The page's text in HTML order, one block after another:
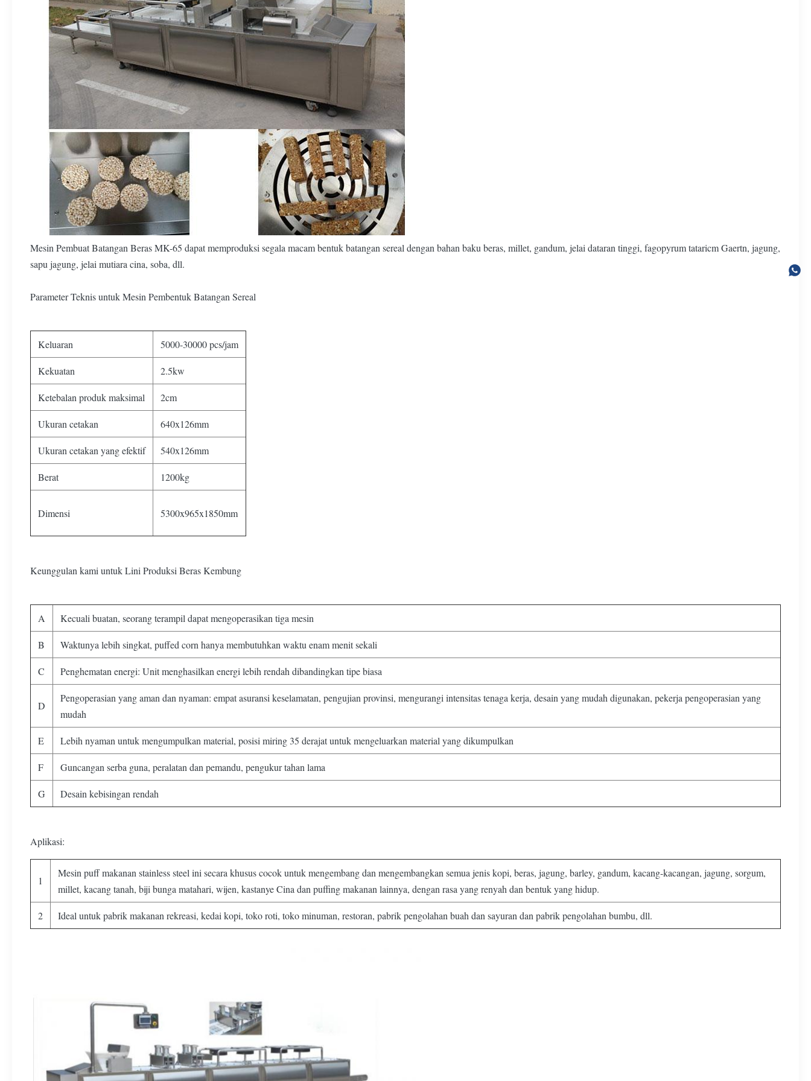
Mesin Pembuat Batangan Beras MK-65 dapat memproduksi segala macam bentuk batangan sereal dengan bahan baku beras, millet, gandum, jelai dataran tinggi, fagopyrum tataricm Gaertn, jagung,
sapu jagung, jelai mutiara cina, soba, dll.
Parameter Teknis untuk Mesin Pembentuk Batangan Sereal
Keluaran 5000-30000 pcs/jam
Kekuatan 2.5kw
Ketebalan produk maksimal 2cm
Ukuran cetakan 640x126mm
Ukuran cetakan yang efektif 540x126mm
Berat 1200kg
Dimensi 5300x965x1850mm
Keunggulan kami untuk Lini Produksi Beras Kembung
A Kecuali buatan, seorang terampil dapat mengoperasikan tiga mesin
B Waktunya lebih singkat, puffed corn hanya membutuhkan waktu enam menit sekali
C Penghematan energi: Unit menghasilkan energi lebih rendah dibandingkan tipe biasa
D
Pengoperasian yang aman dan nyaman: empat asuransi keselamatan, pengujian provinsi, mengurangi intensitas tenaga kerja, desain yang mudah digunakan, pekerja pengoperasian yang
mudah
E Lebih nyaman untuk mengumpulkan material, posisi miring 35 derajat untuk mengeluarkan material yang dikumpulkan
F Guncangan serba guna, peralatan dan pemandu, pengukur tahan lama
G Desain kebisingan rendah
Aplikasi:
1
Mesin puff makanan stainless steel ini secara khusus cocok untuk mengembang dan mengembangkan semua jenis kopi, beras, jagung, barley, gandum, kacang-kacangan, jagung, sorgum,
millet, kacang tanah, biji bunga matahari, wijen, kastanye Cina dan puffing makanan lainnya, dengan rasa yang renyah dan bentuk yang hidup.
2 Ideal untuk pabrik makanan rekreasi, kedai kopi, toko roti, toko minuman, restoran, pabrik pengolahan buah dan sayuran dan pabrik pengolahan bumbu, dll.